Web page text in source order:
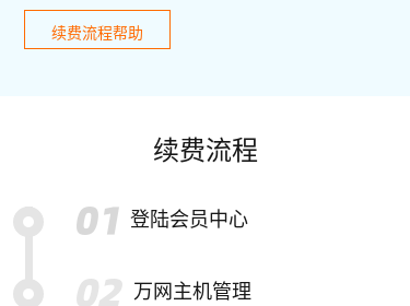
续费流程帮助
续费流程
登陆会员中心
万网主机管理